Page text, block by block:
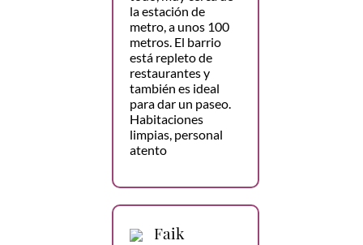
la estación de
metro, a unos 100
metros. El barrio
está repleto de
restaurantes y
también es ideal
para dar un paseo.
Habitaciones
limpias, personal
atento
Faik